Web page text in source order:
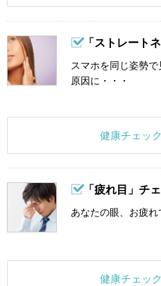
「ストレート
スマホを同じ姿勢
原因に・・・
健康チェッ
「疲れ目」チ
あなたの眼、お疲れ
健康チェッ